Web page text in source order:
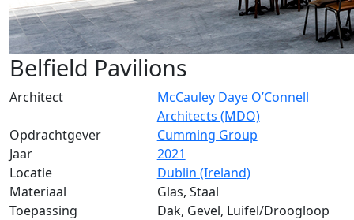
Belfield Pavilions
Architect
McCauley Daye O’Connell
Architects (MDO)
Opdrachtgever
Cumming Group
Jaar
2021
Locatie
Dublin (Ireland)
Materiaal
Glas, Staal
Toepassing
Dak, Gevel, Luifel/Droogloop